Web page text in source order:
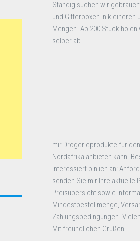
Ständig suchen wir
und Gitterboxen in kleineren
Mengen. Ab 200 Stück
selber ab.
mir Drogerieprodukte für
Nordafrika anbieten kann.
interessiert bin ich an:
senden Sie mir Ihre aktuelle
Preisübersicht sowie
Mindestbestellmenge,
Zahlungsbedingungen.
Mit freundlichen Grüßen